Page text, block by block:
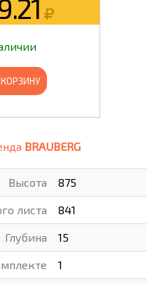
BRAUBERG
Высота 875
листа 841
Глубина 15
1